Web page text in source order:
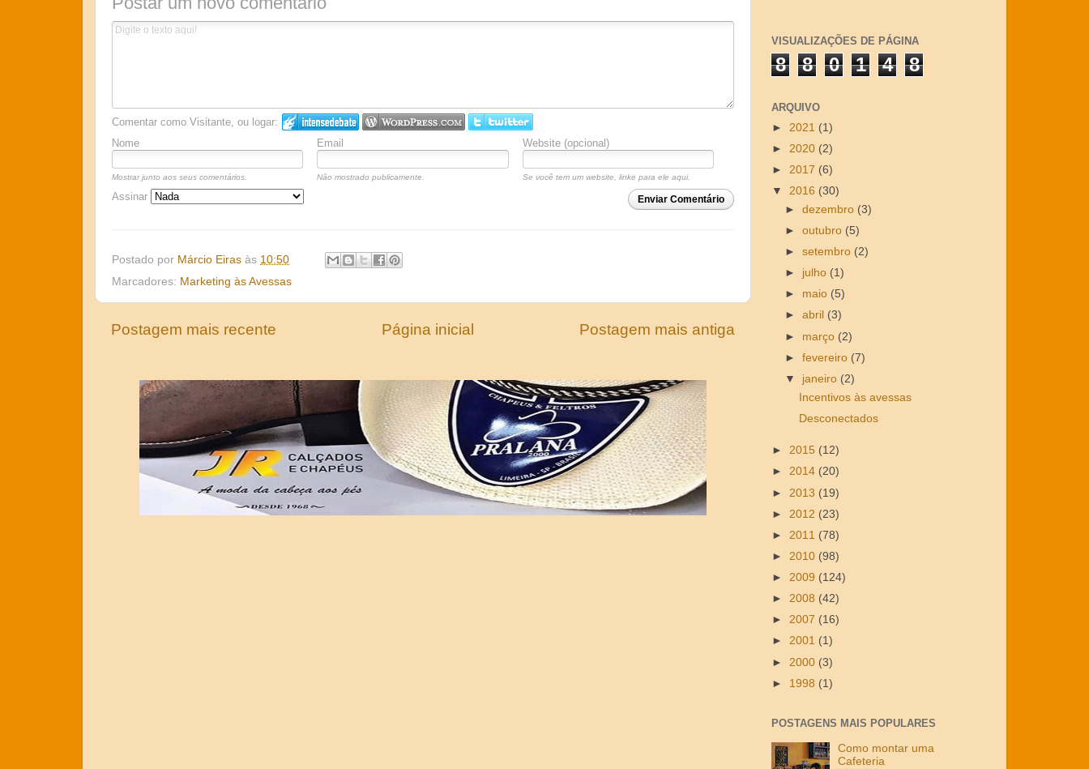
Comentar como Visitante, ou logar:
Nome
Email Website (opcional)
Mostrar junto aos seus comentários. Não mostrado publicamente. Se você tem um website, linke para ele aqui.
Enviar Comentário
Assinar
Postado por Márcio Eiras às 10:50
Marcadores: Marketing às Avessas
Postagem mais recente Postagem mais antiga
Página inicial
VISUALIZAÇÕES DE PÁGINA
8 8 0 1 4 8
ARQUIVO
► 2021 (1)
► 2020 (2)
► 2017 (6)
▼ 2016 (30)
►dezembro (3)
►outubro (5)
►setembro (2)
► julho (1)
► maio (5)
►abril (3)
► março (2)
►fevereiro (7)
▼ janeiro (2)
Incentivos às avessas
Desconectados
► 2015 (12)
► 2014 (20)
► 2013 (19)
► 2012 (23)
► 2011 (78)
► 2010 (98)
► 2009 (124)
► 2008 (42)
► 2007 (16)
► 2001 (1)
► 2000 (3)
► 1998 (1)
POSTAGENS MAIS POPULARES
Como montar uma
Cafeteria